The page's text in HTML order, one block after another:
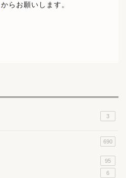
からお願いします。
3
690
95
6